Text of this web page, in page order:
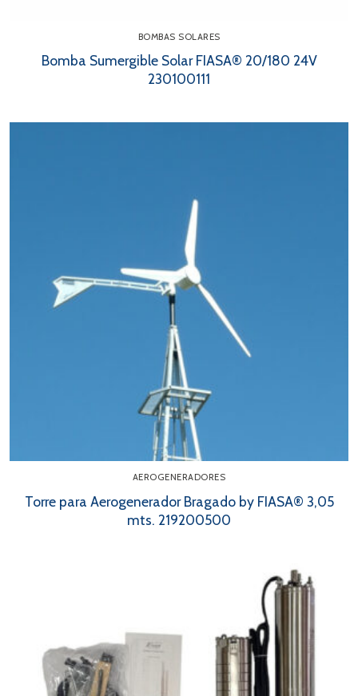
BOMBAS SOLARES
Bomba Sumergible Solar FIASA® 20/180 24V
230100111
AEROGENERADORES
Torre para Aerogenerador Bragado by FIASA® 3,05
mts. 219200500